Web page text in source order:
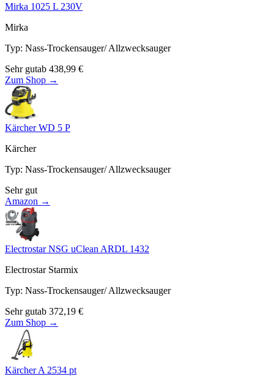
Mirka 1025 L 230V
Mirka
Typ: Nass-Trockensauger/ Allzwecksauger
Sehr gutab 438,99 €
Zum Shop →
Kärcher WD 5 P
Kärcher
Typ: Nass-Trockensauger/ Allzwecksauger
Sehr gut
Amazon →
Electrostar NSG uClean ARDL 1432
Electrostar Starmix
Typ: Nass-Trockensauger/ Allzwecksauger
Sehr gutab 372,19 €
Zum Shop →
Kärcher A 2534 pt